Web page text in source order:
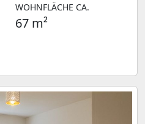
WOHNFLÄCHE CA.
67 m²